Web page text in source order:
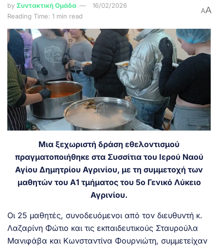
by Συντακτική Ομάδα
16/02/2026
Reading Time: 1 min read
AA
Μια ξεχωριστή δράση εθελοντισμού
πραγματοποιήθηκε στα Συσσίτια του Ιερού Ναού
Αγίου Δημητρίου Αγρινίου, με τη συμμετοχή των
μαθητών του Α1 τμήματος του 5ο Γενικό Λύκειο
Αγρινίου.
Οι 25 μαθητές, συνοδευόμενοι από τον διευθυντή κ.
Λαζαρίνη Φώτιο και τις εκπαιδευτικούς Σταυρούλα
Μανιφάβα και Κωνσταντίνα Φουρνιώτη, συμμετείχαν